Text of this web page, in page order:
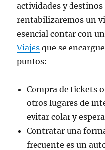
actividades y destinos
rentabilizaremos un
esencial contar con
Viajes que se
puntos:
Compra de tickets
otros lugares de
evitar colar y
Contratar una
frecuente es un